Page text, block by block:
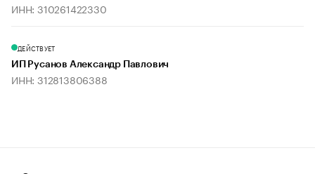
ИНН: 310261422330
ДЕЙСТВУЕТ
ИП Русанов Александр Павлович
ИНН: 312813806388